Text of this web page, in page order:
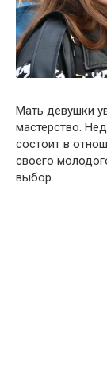
Мать девушки
мастерство.
состоит в
своего
выбор.